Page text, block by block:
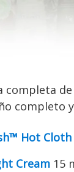
completa de
completo
Hot Cloth
Cream 15